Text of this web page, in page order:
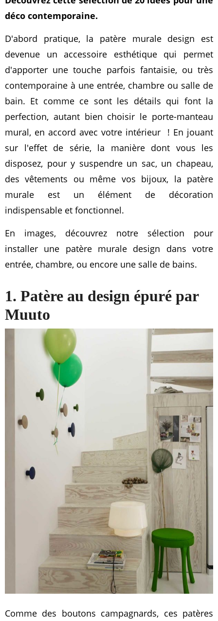
déco contemporaine.
D'abord pratique, la patère murale design est
devenue un accessoire esthétique qui permet
d'apporter une touche parfois fantaisie, ou très
contemporaine à une entrée, chambre ou salle de
bain. Et comme ce sont les détails qui font la
perfection, autant bien choisir le porte-manteau
mural, en accord avec votre intérieur ! En jouant
sur l'effet de série, la manière dont vous les
disposez, pour y suspendre un sac, un chapeau,
des vêtements ou même vos bijoux, la patère
murale est un élément de décoration
indispensable et fonctionnel.
En images, découvrez notre sélection pour
installer une patère murale design dans votre
entrée, chambre, ou encore une salle de bains.
1. Patère au design épuré par
Muuto
Comme des boutons campagnards, ces patères